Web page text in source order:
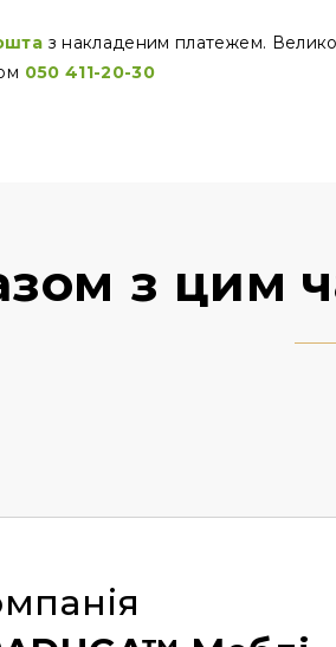
з накладеним платежем.
050 411-20-30
з цим